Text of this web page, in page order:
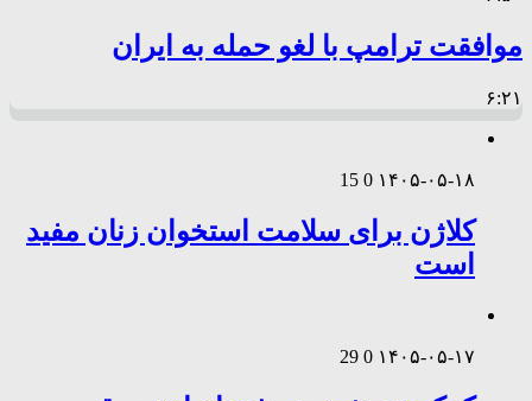
موافقت ترامپ با لغو حمله به ایران
۶:۲۱
۱۴۰۵-۰۵-۱۸ 0
15
کلاژن برای سلامت استخوان زنان مفید
است
۱۴۰۵-۰۵-۱۷ 0
29